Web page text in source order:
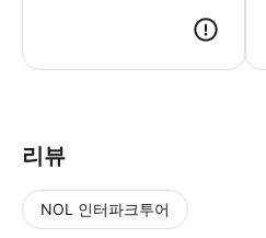
리뷰
NOL 인터파크투어